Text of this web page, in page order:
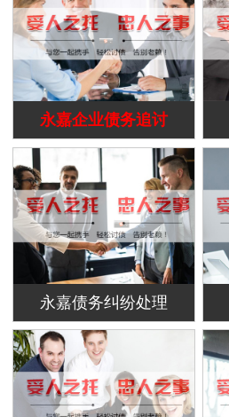
永嘉企业债务追讨
永嘉债务纠纷处理